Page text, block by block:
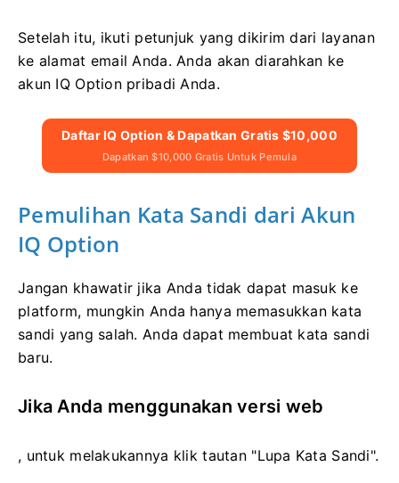
Setelah itu, ikuti petunjuk yang dikirim dari layanan
ke alamat email Anda. Anda akan diarahkan ke
akun IQ Option pribadi Anda.
Daftar IQ Option & Dapatkan Gratis $10,000
Dapatkan $10,000 Gratis Untuk Pemula
Pemulihan Kata Sandi dari Akun
IQ Option
Jangan khawatir jika Anda tidak dapat masuk ke
platform, mungkin Anda hanya memasukkan kata
sandi yang salah. Anda dapat membuat kata sandi
baru.
Jika Anda menggunakan versi web
, untuk melakukannya klik tautan "Lupa Kata Sandi".